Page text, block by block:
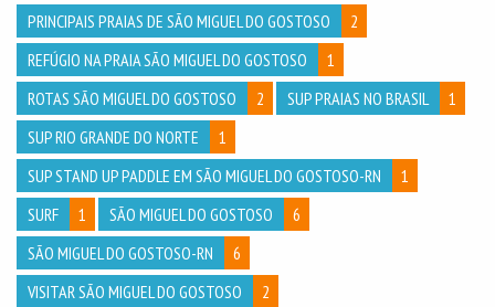
PRINCIPAIS PRAIAS DE SÃO MIGUEL DO GOSTOSO
2
REFÚGIO NA PRAIA SÃO MIGUEL DO GOSTOSO
1
ROTAS SÃO MIGUEL DO GOSTOSO
2 SUP PRAIAS NO BRASIL
1
SUP RIO GRANDE DO NORTE
1
SUP STAND UP PADDLE EM SÃO MIGUEL DO GOSTOSO-RN
1
SURF
1 SÃO MIGUEL DO GOSTOSO
6
SÃO MIGUEL DO GOSTOSO-RN
6
VISITAR SÃO MIGUEL DO GOSTOSO
2